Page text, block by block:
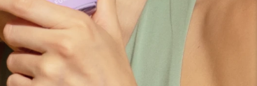
我的訂閱